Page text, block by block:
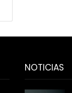
NOTICIAS